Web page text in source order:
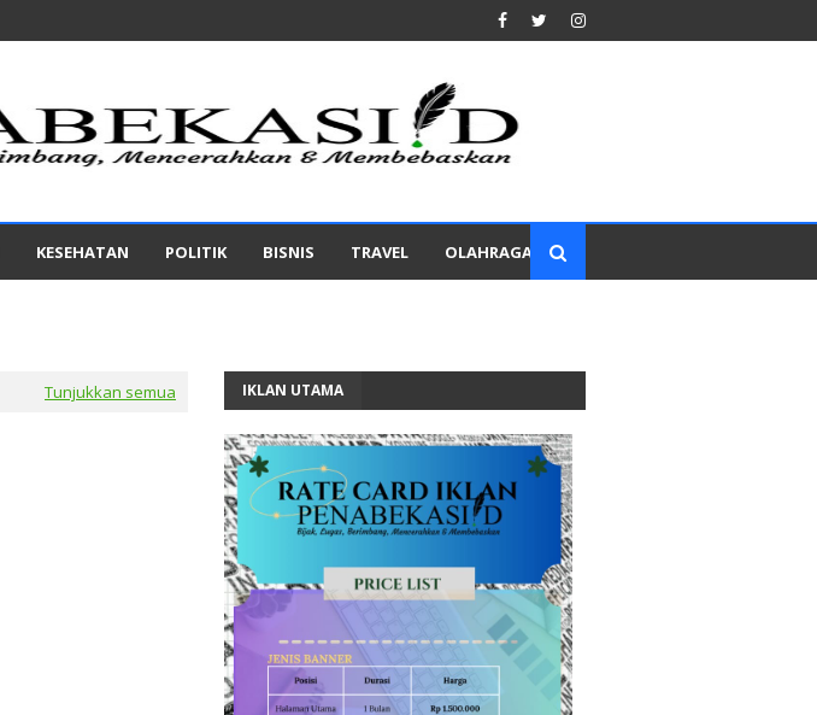
KESEHATAN POLITIK BISNIS TRAVEL OLAHRAGA
Tunjukkan semua IKLAN UTAMA